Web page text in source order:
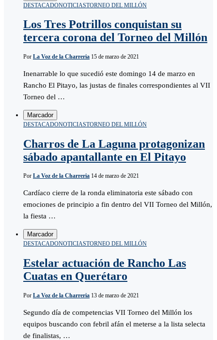
DESTACADONOTICIASTORNEO DEL MILLÓN
Los Tres Potrillos conquistan su
tercera corona del Torneo del Millón
Por La Voz de la Charreria 15 de marzo de 2021
Inenarrable lo que sucedió este domingo 14 de marzo en
Rancho El Pitayo, las justas de finales correspondientes al VII
Torneo del …
Marcador
DESTACADONOTICIASTORNEO DEL MILLÓN
Charros de La Laguna protagonizan
sábado apantallante en El Pitayo
Por La Voz de la Charreria 14 de marzo de 2021
Cardíaco cierre de la ronda eliminatoria este sábado con
emociones de principio a fin dentro del VII Torneo del Millón,
la fiesta …
Marcador
DESTACADONOTICIASTORNEO DEL MILLÓN
Estelar actuación de Rancho Las
Cuatas en Querétaro
Por La Voz de la Charreria 13 de marzo de 2021
Segundo día de competencias VII Torneo del Millón los
equipos buscando con febril afán el meterse a la lista selecta
de finalistas, …